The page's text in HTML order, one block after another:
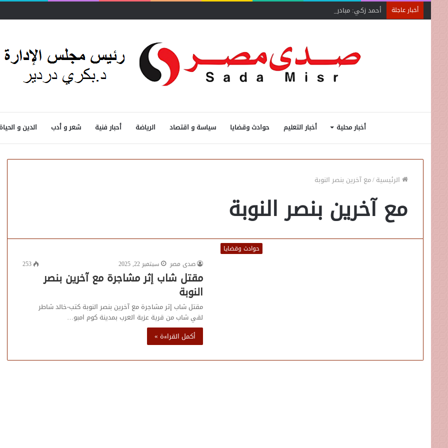
أخبار عاجلة أحمد زكي: مبادرة “مصر تنطلق بالتصدير”
أخبار محلية أخبار التعليم حوادث وقضايا سياسة و اقتصاد الرياضة أحبار فنية شعر و أدب الدين و الحياة
الرئيسية/مع آخرين بنصر النوبة
مع آخرين بنصر النوبة
حوادث وقضايا
صدى مصر
سبتمبر 22, 2025 253
مقتل شاب إثر مشاجرة مع آخرين بنصر
النوبة
مقتل شاب إثر مشاجرة مع آخرين بنصر النوبة كتب-خالد شاطر
لقي شاب من قرية عزبة العرب بمدينة كوم امبو…
أكمل القراءة »